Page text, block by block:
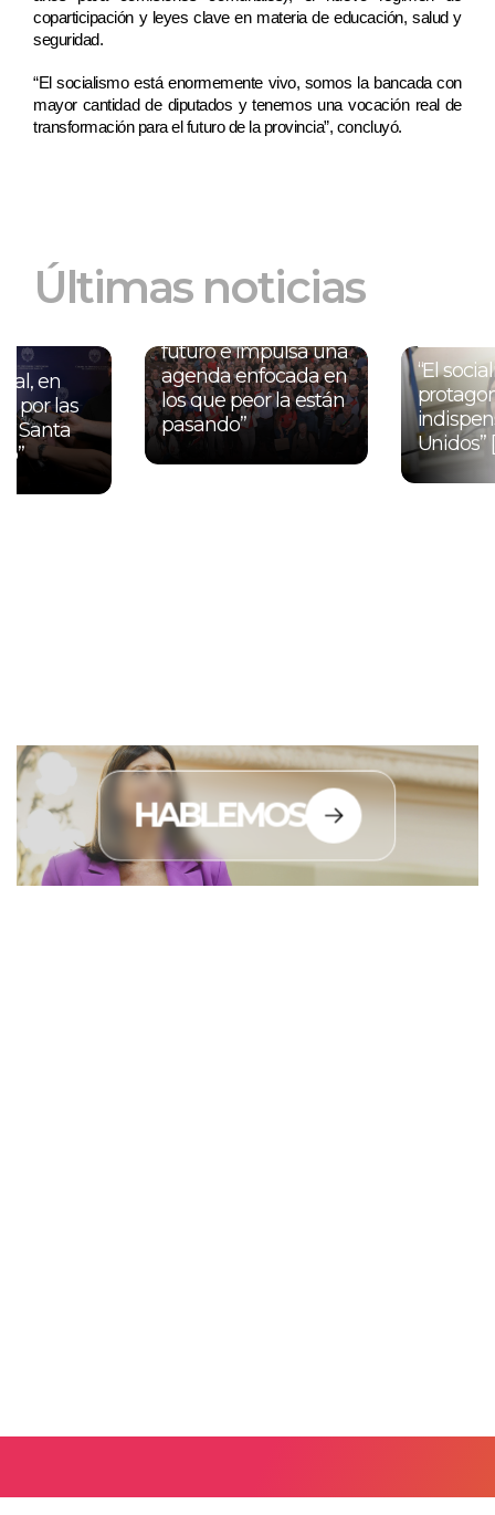
coparticipación y leyes clave en materia de educación, salud y
seguridad.
“El socialismo está enormemente vivo, somos la bancada con
mayor cantidad de diputados y tenemos una vocación real de
transformación para el futuro de la provincia”, concluyó.
Últimas noticias
en
por las
Santa
Congreso del PS: “El
futuro e impulsa una
agenda enfocada en
los que peor la están
pasando”
“El
Unidos”
HABLEMOS